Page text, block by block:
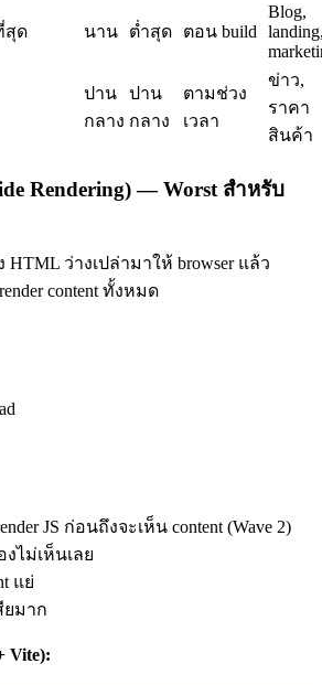
สุด นาน ต่ำสุด ตอน build
Blog,
ปาน
กลาง
ปาน
กลาง
ตามช่วง
เวลา
ข่าว,
ราคา
สินค้า
Rendering) — Worst สำหรับ
HTML ว่างเปล่ามาให้ browser แล้ว
content ทั้งหมด
JS ก่อนถึงจะเห็น content (Wave 2)
งไม่เห็นเลย
แย่
ยมาก
Vite):